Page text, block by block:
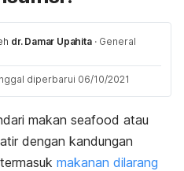
dr. Damar Upahita · General
diperbarui 06/10/2021
makan seafood atau
dengan kandungan
makanan dilarang